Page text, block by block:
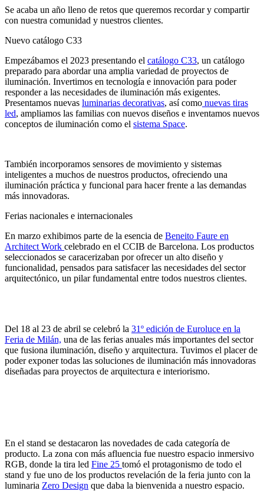
Se acaba un año lleno de retos que queremos recordar y compartir
con nuestra comunidad y nuestros clientes.
Nuevo catálogo C33
Empezábamos el 2023 presentando el catálogo C33, un catálogo
preparado para abordar una amplia variedad de proyectos de
iluminación. Invertimos en tecnología e innovación para poder
responder a las necesidades de iluminación más exigentes.
Presentamos nuevas luminarias decorativas, así como nuevas tiras
led, ampliamos las familias con nuevos diseños e inventamos nuevos
conceptos de iluminación como el sistema Space.
También incorporamos sensores de movimiento y sistemas
inteligentes a muchos de nuestros productos, ofreciendo una
iluminación práctica y funcional para hacer frente a las demandas
más innovadoras.
Ferias nacionales e internacionales
En marzo exhibimos parte de la esencia de Beneito Faure en
Architect Work celebrado en el CCIB de Barcelona. Los productos
seleccionados se caracerizaban por ofrecer un alto diseño y
funcionalidad, pensados para satisfacer las necesidades del sector
arquitectónico, un pilar fundamental entre todos nuestros clientes.
Del 18 al 23 de abril se celebró la 31º edición de Euroluce en la
Feria de Milán, una de las ferias anuales más importantes del sector
que fusiona iluminación, diseño y arquitectura. Tuvimos el placer de
poder exponer todas las soluciones de iluminación más innovadoras
diseñadas para proyectos de arquitectura e interiorismo.
En el stand se destacaron las novedades de cada categoría de
producto. La zona con más afluencia fue nuestro espacio inmersivo
RGB, donde la tira led Fine 25 tomó el protagonismo de todo el
stand y fue uno de los productos revelación de la feria junto con la
luminaria Zero Design que daba la bienvenida a nuestro espacio.